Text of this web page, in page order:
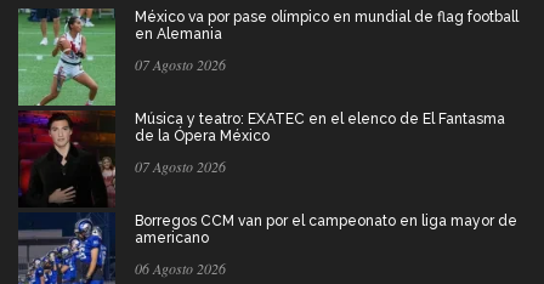
México va por pase olímpico en mundial de flag football
en Alemania
07 Agosto 2026
Música y teatro: EXATEC en el elenco de El Fantasma
de la Ópera México
07 Agosto 2026
Borregos CCM van por el campeonato en liga mayor de
americano
06 Agosto 2026